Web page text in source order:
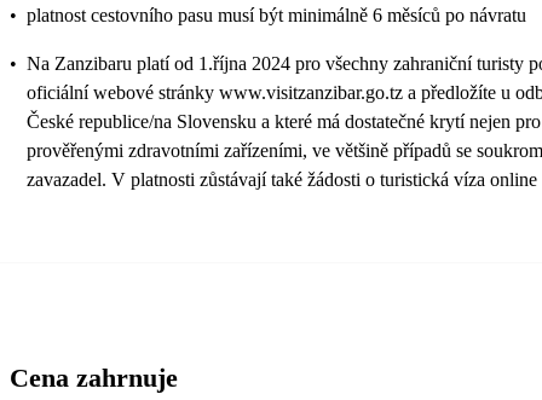
• platnost cestovního pasu musí být minimálně 6 měsíců po návratu
• Na Zanzibaru platí od 1.října 2024 pro všechny zahraniční turisty
oficiální webové stránky www.visitzanzibar.go.tz a předložíte u
České republice/na Slovensku a které má dostatečné krytí nejen
prověřenými zdravotními zařízeními, ve většině případů se
zavazadel. V platnosti zůstávají také žádosti o turistická víza
Cena zahrnuje